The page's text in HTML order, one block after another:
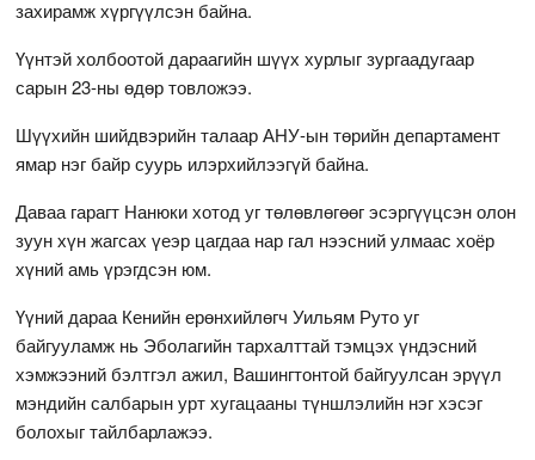
захирамж хүргүүлсэн байна.
Үүнтэй холбоотой дараагийн шүүх хурлыг зургаадугаар
сарын 23-ны өдөр товложээ.
Шүүхийн шийдвэрийн талаар АНУ-ын төрийн департамент
ямар нэг байр суурь илэрхийлээгүй байна.
Даваа гарагт Нанюки хотод уг төлөвлөгөөг эсэргүүцсэн олон
зуун хүн жагсах үеэр цагдаа нар гал нээсний улмаас хоёр
хүний амь үрэгдсэн юм.
Үүний дараа Кенийн ерөнхийлөгч Уильям Руто уг
байгууламж нь Эболагийн тархалттай тэмцэх үндэсний
хэмжээний бэлтгэл ажил, Вашингтонтой байгуулсан эрүүл
мэндийн салбарын урт хугацааны түншлэлийн нэг хэсэг
болохыг тайлбарлажээ.